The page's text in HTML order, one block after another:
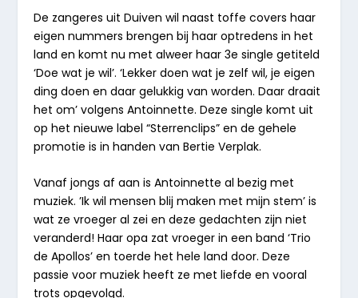
De zangeres uit Duiven wil naast toffe covers haar
eigen nummers brengen bij haar optredens in het
land en komt nu met alweer haar 3e single getiteld
‘Doe wat je wil’. ‘Lekker doen wat je zelf wil, je eigen
ding doen en daar gelukkig van worden. Daar draait
het om’ volgens Antoinnette. Deze single komt uit
op het nieuwe label “Sterrenclips” en de gehele
promotie is in handen van Bertie Verplak.
Vanaf jongs af aan is Antoinnette al bezig met
muziek. ’Ik wil mensen blij maken met mijn stem’ is
wat ze vroeger al zei en deze gedachten zijn niet
veranderd! Haar opa zat vroeger in een band ‘Trio
de Apollos’ en toerde het hele land door. Deze
passie voor muziek heeft ze met liefde en vooral
trots opgevolgd.